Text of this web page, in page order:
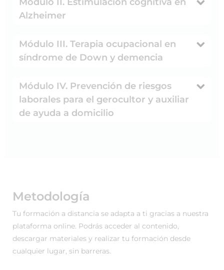
Alzheimer
Módulo III. Terapia ocupacional en
síndrome de Down y demencia
Módulo IV. Prevención de riesgos
laborales para el gerocultor y auxiliar
de ayuda a domicilio
Metodología
Tu formación a distancia se adapta a ti gracias a nuestra
plataforma online. Podrás acceder al contenido,
descargar materiales y realizar tu formación desde
cualquier lugar, sin barreras.